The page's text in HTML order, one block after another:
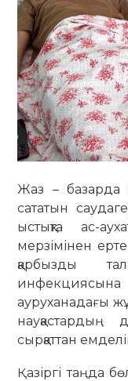
Жаз – базарда
сататын
ыстықта ас-
мерзімінен
қарбызды
ауруханадағы
науқастардың
сырқаттан
Қазіргі таңда